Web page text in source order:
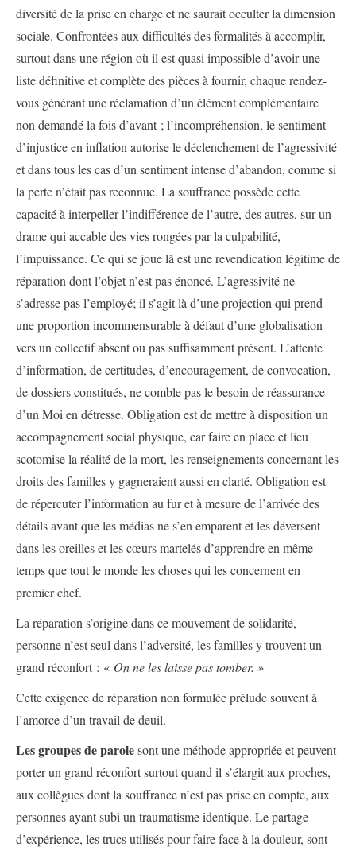
diversité de la prise en charge et ne saurait occulter la dimension
sociale. Confrontées aux difficultés des formalités à accomplir,
surtout dans une région où il est quasi impossible d’avoir une
liste définitive et complète des pièces à fournir, chaque rendez-
vous générant une réclamation d’un élément complémentaire
non demandé la fois d’avant ; l’incompréhension, le sentiment
d’injustice en inflation autorise le déclenchement de l’agressivité
et dans tous les cas d’un sentiment intense d’abandon, comme si
la perte n’était pas reconnue. La souffrance possède cette
capacité à interpeller l’indifférence de l’autre, des autres, sur un
drame qui accable des vies rongées par la culpabilité,
l’impuissance. Ce qui se joue là est une revendication légitime de
réparation dont l’objet n’est pas énoncé. L’agressivité ne
s’adresse pas l’employé; il s’agit là d’une projection qui prend
une proportion incommensurable à défaut d’une globalisation
vers un collectif absent ou pas suffisamment présent. L’attente
d’information, de certitudes, d’encouragement, de convocation,
de dossiers constitués, ne comble pas le besoin de réassurance
d’un Moi en détresse. Obligation est de mettre à disposition un
accompagnement social physique, car faire en place et lieu
scotomise la réalité de la mort, les renseignements concernant les
droits des familles y gagneraient aussi en clarté. Obligation est
de répercuter l’information au fur et à mesure de l’arrivée des
détails avant que les médias ne s’en emparent et les déversent
dans les oreilles et les cœurs martelés d’apprendre en même
temps que tout le monde les choses qui les concernent en
premier chef.
La réparation s’origine dans ce mouvement de solidarité,
personne n’est seul dans l’adversité, les familles y trouvent un
grand réconfort : « On ne les laisse pas tomber. »
Cette exigence de réparation non formulée prélude souvent à
l’amorce d’un travail de deuil.
Les groupes de parolesont une méthode appropriée et peuvent
porter un grand réconfort surtout quand il s’élargit aux proches,
aux collègues dont la souffrance n’est pas prise en compte, aux
personnes ayant subi un traumatisme identique. Le partage
d’expérience, les trucs utilisés pour faire face à la douleur, sont